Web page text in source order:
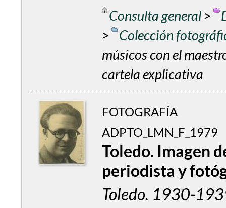
Consulta general>
>
Colección
músicos con el
cartela explicativa
FOTOGRAFÍA
ADPTO_LMN_F_1979
Toledo. Imagen
periodista y
Toledo. 1930-